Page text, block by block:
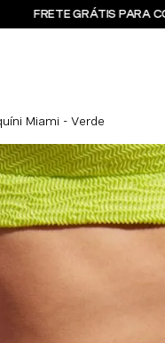
FRETE GRÁTIS PARA
Miami - Verde